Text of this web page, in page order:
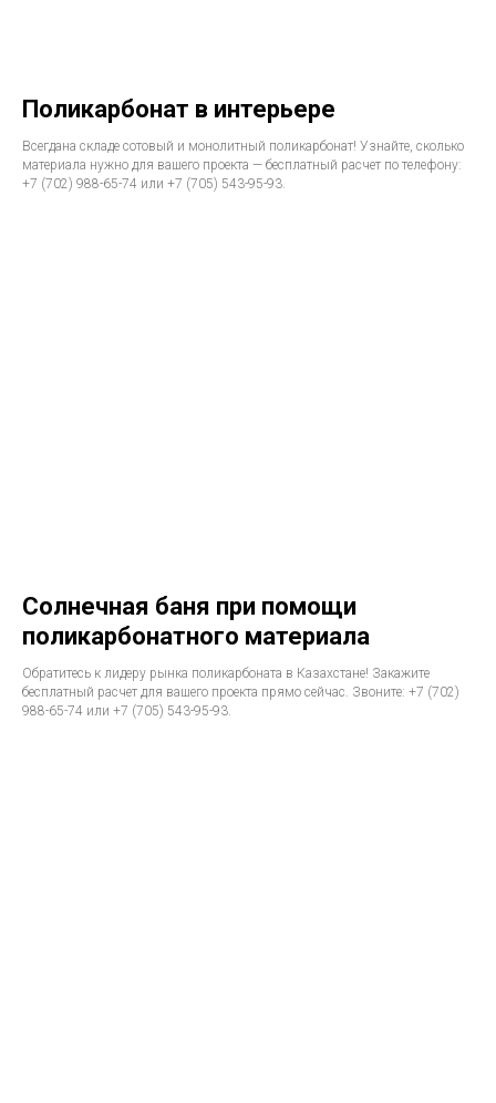
Поликарбонат в интерьере
Всегдана складе сотовый и монолитный поликарбонат! Узнайте, сколько
материала нужно для вашего проекта — бесплатный расчет по телефону:
+7 (702) 988-65-74 или +7 (705) 543-95-93.
Солнечная баня при помощи
поликарбонатного материала
Обратитесь к лидеру рынка поликарбоната в Казахстане! Закажите
бесплатный расчет для вашего проекта прямо сейчас. Звоните: +7 (702)
988-65-74 или +7 (705) 543-95-93.